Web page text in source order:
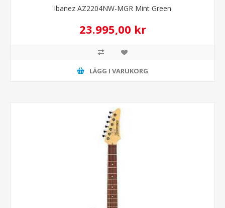
Ibanez AZ2204NW-MGR Mint Green
23.995,00 kr
LÄGG I VARUKORG